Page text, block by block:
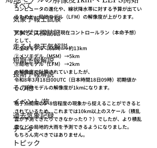
すべて
気象予報士試験
アメダス探訪記
走る人参天気解説
短期予報解説
長期予報解説
その他
イベント/旅
過去気象記録
データ
トピック
コンピュータの進化や、線状降水帯に対する予算が出てい
るためか、局地モデル（LFM）の解像度が上がります。
気象庁では2026/1/1現在コントロールラン（本命予想）
として、
①全球モデル（GSM）→約13km
②メソモデル（MSM）→5km
③局地モデル（LFM） →2km
の解像度で計算されていましたが、
令和8年3月18日00UTC（日本時間18日09時）初期値か
ら、局地モデルの解像度が1kmになります。
格子点間隔の5~8倍程度の現象から捉えることができると
されているため、これまでは10km以上のスケール（積乱
雲が予測できたりできなかったり？）でしたが、より積乱
雲などの局地的大雨を予測できるようになりました。
もちろん完ぺきではありません。